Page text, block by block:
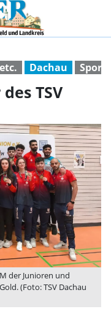
Dachau
TSV
der Junioren und
(Foto: TSV Dachau